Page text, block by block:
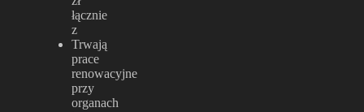
łącznie
z
Trwają
prace
renowacyjne
przy
organach